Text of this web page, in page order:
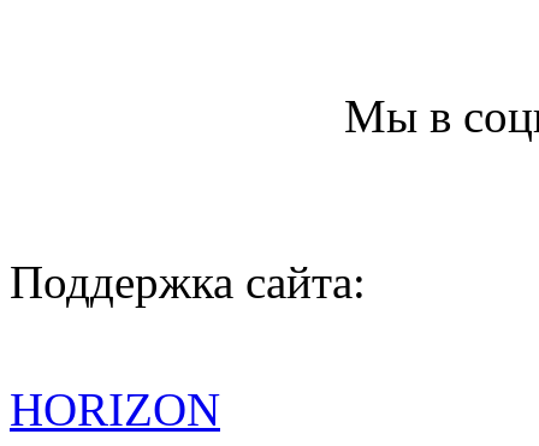
Мы в
Поддержка сайта:
HORIZON